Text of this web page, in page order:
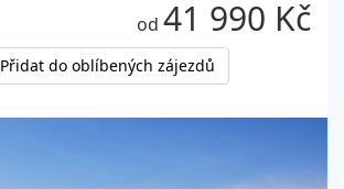
od 41 990 Kč
Přidat do oblíbených zájezdů